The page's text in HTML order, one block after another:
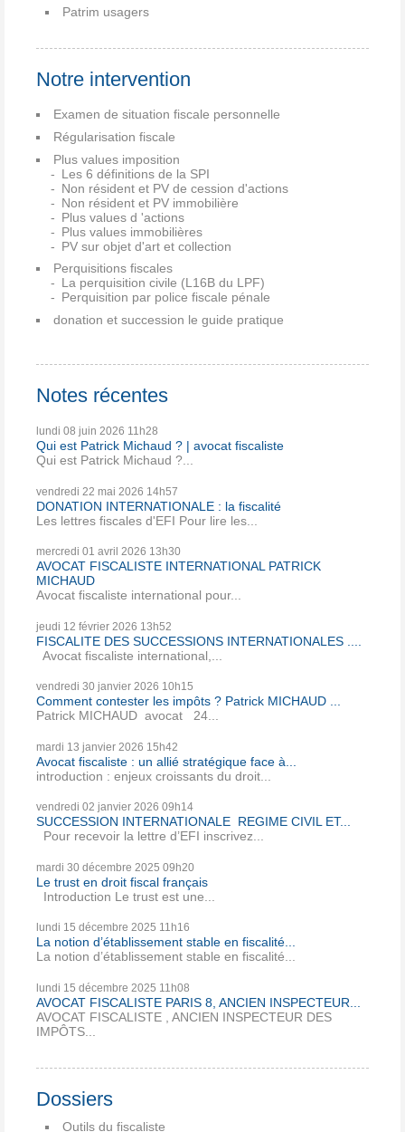
Patrim usagers
Notre intervention
Examen de situation fiscale personnelle
Régularisation fiscale
Plus values imposition
Les 6 définitions de la SPI
Non résident et PV de cession d'actions
Non résident et PV immobilière
Plus values d 'actions
Plus values immobilières
PV sur objet d'art et collection
Perquisitions fiscales
La perquisition civile (L16B du LPF)
Perquisition par police fiscale pénale
donation et succession le guide pratique
Notes récentes
lundi 08 juin 2026 11h28
Qui est Patrick Michaud ? | avocat fiscaliste
Qui est Patrick Michaud ?...
vendredi 22 mai 2026 14h57
DONATION INTERNATIONALE : la fiscalité
Les lettres fiscales d'EFI Pour lire les...
mercredi 01 avril 2026 13h30
AVOCAT FISCALISTE INTERNATIONAL PATRICK
MICHAUD
Avocat fiscaliste international pour...
jeudi 12 février 2026 13h52
FISCALITE DES SUCCESSIONS INTERNATIONALES ....
Avocat fiscaliste international,...
vendredi 30 janvier 2026 10h15
Comment contester les impôts ? Patrick MICHAUD ...
Patrick MICHAUD avocat 24...
mardi 13 janvier 2026 15h42
Avocat fiscaliste : un allié stratégique face à...
introduction : enjeux croissants du droit...
vendredi 02 janvier 2026 09h14
SUCCESSION INTERNATIONALE REGIME CIVIL ET...
Pour recevoir la lettre d’EFI inscrivez...
mardi 30 décembre 2025 09h20
Le trust en droit fiscal français
Introduction Le trust est une...
lundi 15 décembre 2025 11h16
La notion d’établissement stable en fiscalité...
La notion d’établissement stable en fiscalité...
lundi 15 décembre 2025 11h08
AVOCAT FISCALISTE PARIS 8, ANCIEN INSPECTEUR...
AVOCAT FISCALISTE , ANCIEN INSPECTEUR DES
IMPÔTS...
Dossiers
Outils du fiscaliste